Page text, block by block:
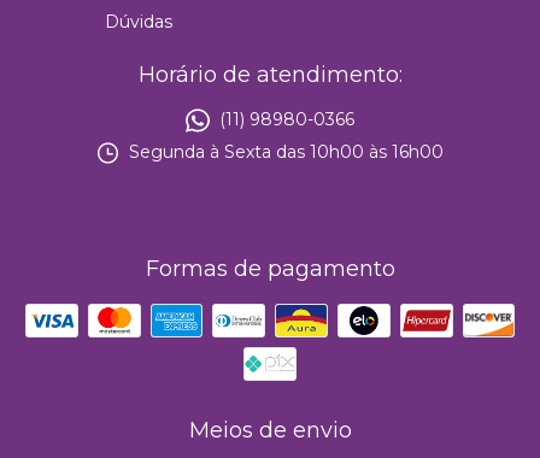
Dúvidas
Horário de atendimento:
(11) 98980-0366
Segunda à Sexta das 10h00 às 16h00
Formas de pagamento
Meios de envio